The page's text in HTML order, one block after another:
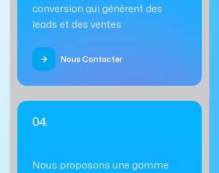
conversion qui génèrent des
leads et des ventes.
Nous Contacter
04.
Nous proposons une gamme